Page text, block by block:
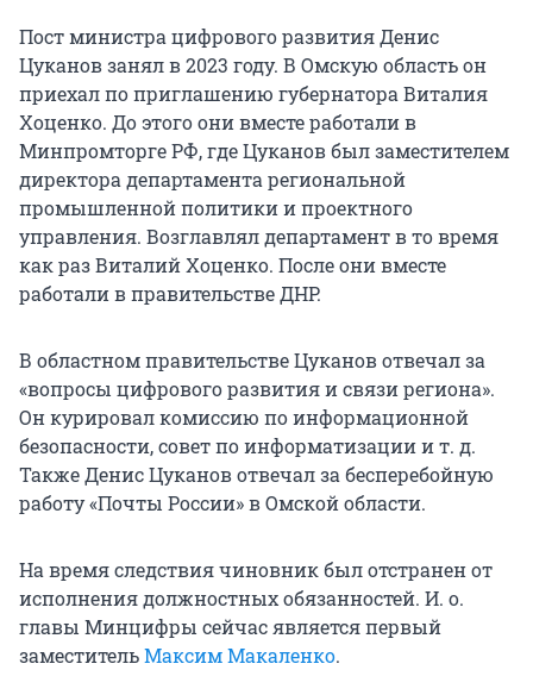
Пост министра цифрового развития Денис
Цуканов занял в 2023 году. В Омскую область он
приехал по приглашению губернатора Виталия
Хоценко. До этого они вместе работали в
Минпромторге РФ, где Цуканов был заместителем
директора департамента региональной
промышленной политики и проектного
управления. Возглавлял департамент в то время
как раз Виталий Хоценко. После они вместе
работали в правительстве ДНР.
В областном правительстве Цуканов отвечал за
«вопросы цифрового развития и связи региона».
Он курировал комиссию по информационной
безопасности, совет по информатизации и т. д.
Также Денис Цуканов отвечал за бесперебойную
работу «Почты России» в Омской области.
На время следствия чиновник был отстранен от
исполнения должностных обязанностей. И. о.
главы Минцифры сейчас является первый
заместительМаксим Макаленко.